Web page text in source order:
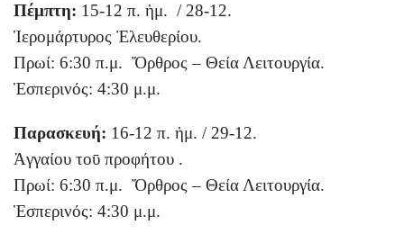
Πέμπτη: 15-12 π. ἡμ. / 28-12.
Ἱερομάρτυρος Ἐλευθερίου.
Πρωί: 6:30 π.μ. Ὄρθρος – Θεία Λειτουργία.
Ἑσπερινός: 4:30 μ.μ.
Παρασκευή: 16-12 π. ἡμ. / 29-12.
Ἀγγαίου τοῡ προφήτου .
Πρωί: 6:30 π.μ. Ὄρθρος – Θεία Λειτουργία.
Ἑσπερινός: 4:30 μ.μ.